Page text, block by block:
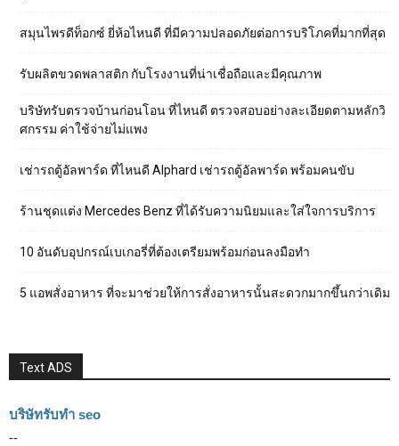
สมุนไพรดีท็อกซ์ ยี่ห้อไหนดี ที่มีความปลอดภัยต่อการบริโภคที่มากที่สุด
รับผลิตขวดพลาสติก กับโรงงานที่น่าเชื่อถือและมีคุณภาพ
บริษัทรับตรวจบ้านก่อนโอน ที่ไหนดี ตรวจสอบอย่างละเอียดตามหลักวิ
ศกรรม ค่าใช้จ่ายไม่แพง
เช่ารถตู้อัลพาร์ด ที่ไหนดี Alphard เช่ารถตู้อัลพาร์ด พร้อมคนขับ
ร้านชุดแต่ง Mercedes Benz ที่ได้รับความนิยมและใส่ใจการบริการ
10 อันดับอุปกรณ์เบเกอรี่ที่ต้องเตรียมพร้อมก่อนลงมือทำ
5 แอพสั่งอาหาร ที่จะมาช่วยให้การสั่งอาหารนั้นสะดวกมากขึ้นกว่าเดิม
Text ADS
บริษัทรับทำ seo
--